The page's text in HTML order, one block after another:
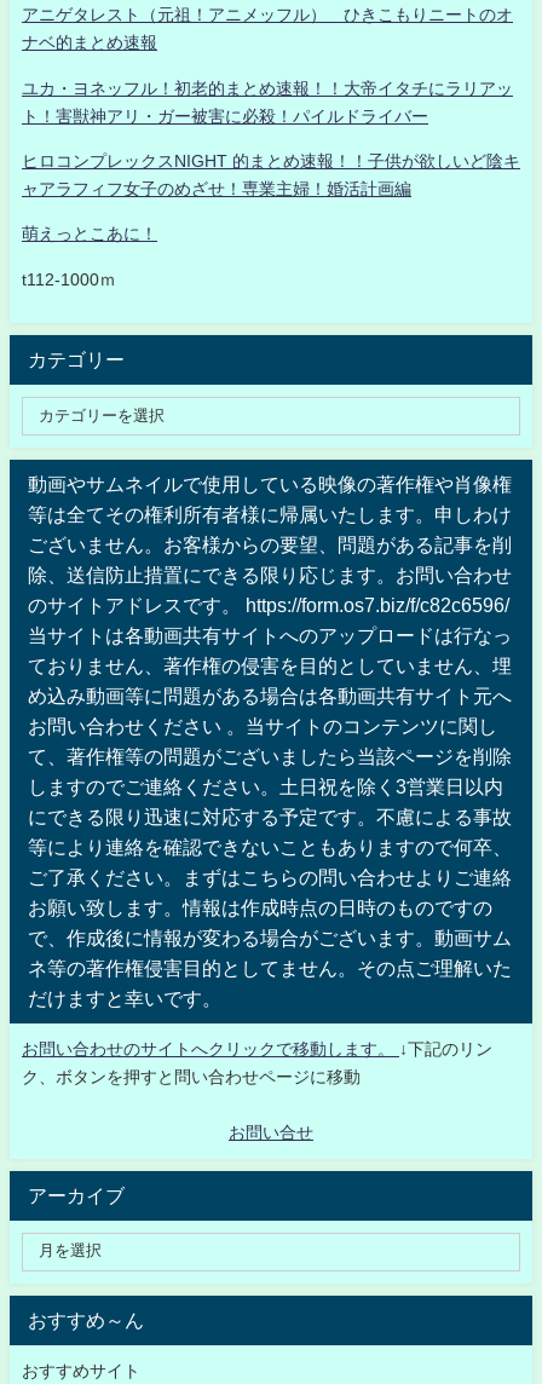
アニゲタレスト（元祖！アニメッフル） ひきこもりニートのオ
ナベ的まとめ速報
ユカ・ヨネッフル！初老的まとめ速報！！大帝イタチにラリアッ
ト！害獣神アリ・ガー被害に必殺！パイルドライバー
ヒロコンプレックスNIGHT 的まとめ速報！！子供が欲しいど陰キ
ャアラフィフ女子のめざせ！専業主婦！婚活計画編
萌えっとこあに！
t112-1000ｍ
カテゴリー
動画やサムネイルで使用している映像の著作権や肖像権
等は全てその権利所有者様に帰属いたします。申しわけ
ございません。お客様からの要望、問題がある記事を削
除、送信防止措置にできる限り応じます。お問い合わせ
のサイトアドレスです。 https://form.os7.biz/f/c82c6596/
当サイトは各動画共有サイトへのアップロードは行なっ
ておりません、著作権の侵害を目的としていません、埋
め込み動画等に問題がある場合は各動画共有サイト元へ
お問い合わせください 。当サイトのコンテンツに関し
て、著作権等の問題がございましたら当該ページを削除
しますのでご連絡ください。土日祝を除く3営業日以内
にできる限り迅速に対応する予定です。不慮による事故
等により連絡を確認できないこともありますので何卒、
ご了承ください。まずはこちらの問い合わせよりご連絡
お願い致します。情報は作成時点の日時のものですの
で、作成後に情報が変わる場合がございます。動画サム
ネ等の著作権侵害目的としてません。その点ご理解いた
だけますと幸いです。
お問い合わせのサイトへクリックで移動します。
↓下記のリン
ク、ボタンを押すと問い合わせページに移動
お問い合せ
アーカイブ
おすすめ～ん
おすすめサイト